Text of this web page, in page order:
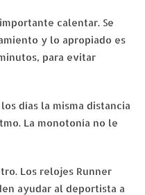
calentar. Se
y lo apropiado es
para evitar
días la misma distancia
La monotonía no le
Los relojes Runner
ayudar al deportista a